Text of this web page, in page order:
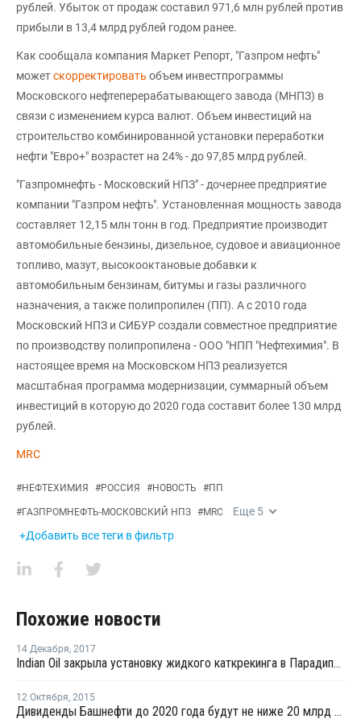
рублей. Убыток от продаж составил 971,6 млн рублей против
прибыли в 13,4 млрд рублей годом ранее.
Как сообщала компания Маркет Репорт, "Газпром нефть"
можетскорректировать объем инвестпрограммы
Московского нефтеперерабатывающего завода (МНПЗ) в
связи с изменением курса валют. Объем инвестиций на
строительство комбинированной установки переработки
нефти "Евро+" возрастет на 24% - до 97,85 млрд рублей.
"Газпромнефть - Московский НПЗ" - дочернее предприятие
компании "Газпром нефть". Установленная мощность завода
составляет 12,15 млн тонн в год. Предприятие производит
автомобильные бензины, дизельное, судовое и авиационное
топливо, мазут, высокооктановые добавки к
автомобильным бензинам, битумы и газы различного
назначения, а также полипропилен (ПП). А с 2010 года
Московский НПЗ и СИБУР создали совместное предприятие
по производству полипропилена - ООО "НПП "Нефтехимия". В
настоящее время на Московском НПЗ реализуется
масштабная программа модернизации, суммарный объем
инвестиций в которую до 2020 года составит более 130 млрд
рублей.
MRC
#НЕФТЕХИМИЯ #РОССИЯ #НОВОСТЬ #ПП
#ГАЗПРОМНЕФТЬ-МОСКОВСКИЙ НПЗ #MRC Еще 5
+Добавить все теги в фильтр
Похожие новости
14 Декабря, 2017
Indian Oil закрыла установку жидкого каткрекинга в Парадипе из-за пожара на НПЗ
12 Октября, 2015
Дивиденды Башнефти до 2020 года будут не ниже 20 млрд рублей и 25% прибыли